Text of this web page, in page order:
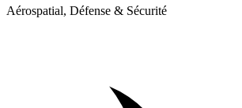
Aérospatial, Défense & Sécurité